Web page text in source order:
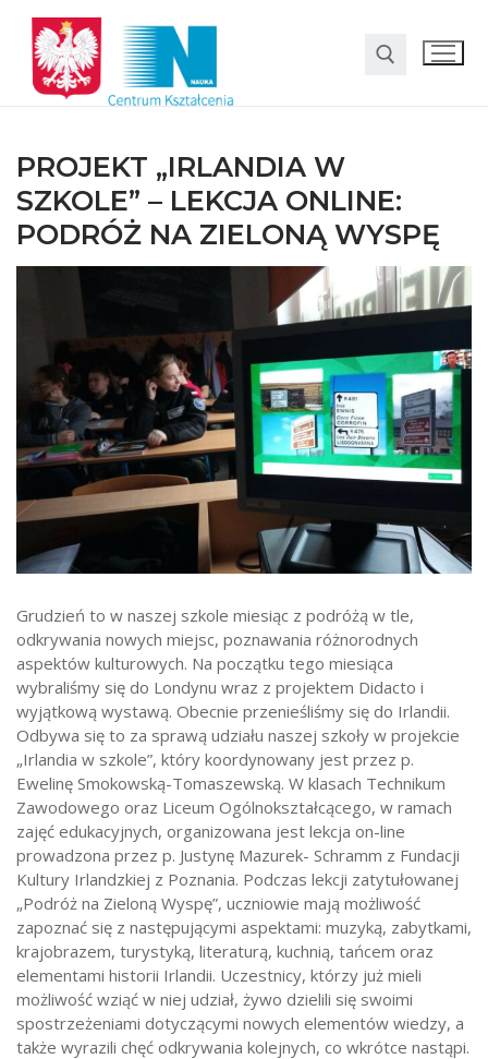
Oferta
LO SMS Talent
Strefa rodzica
Strefa ucznia
Bursa/Internat
Oferty pracy dla pracowników
Zadania realizowane z budżetu państwa
PROJEKT „IRLANDIA W
SZKOLE” – LEKCJA ONLINE:
PODRÓŻ NA ZIELONĄ WYSPĘ
Grudzień to w naszej szkole miesiąc z podróżą w tle,
odkrywania nowych miejsc, poznawania różnorodnych
aspektów kulturowych. Na początku tego miesiąca
wybraliśmy się do Londynu wraz z projektem Didacto i
wyjątkową wystawą. Obecnie przenieśliśmy się do Irlandii.
Odbywa się to za sprawą udziału naszej szkoły w projekcie
„Irlandia w szkole”, który koordynowany jest przez p.
Ewelinę Smokowską-Tomaszewską. W klasach Technikum
Zawodowego oraz Liceum Ogólnokształcącego, w ramach
zajęć edukacyjnych, organizowana jest lekcja on-line
prowadzona przez p. Justynę Mazurek- Schramm z Fundacji
Kultury Irlandzkiej z Poznania. Podczas lekcji zatytułowanej
„Podróż na Zieloną Wyspę”, uczniowie mają możliwość
zapoznać się z następującymi aspektami: muzyką, zabytkami,
krajobrazem, turystyką, literaturą, kuchnią, tańcem oraz
elementami historii Irlandii. Uczestnicy, którzy już mieli
możliwość wziąć w niej udział, żywo dzielili się swoimi
spostrzeżeniami dotyczącymi nowych elementów wiedzy, a
także wyrazili chęć odkrywania kolejnych, co wkrótce nastąpi.